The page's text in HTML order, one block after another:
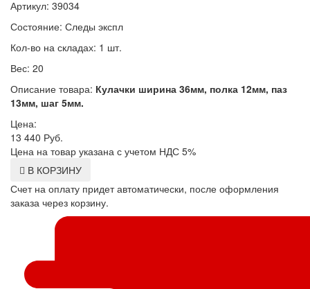
Артикул: 39034
Состояние: Следы экспл
Кол-во на складах: 1 шт.
Вес: 20
Описание товара: Кулачки ширина 36мм, полка 12мм, паз
13мм, шаг 5мм.
Цена:
13 440 Руб.
Цена на товар указана с учетом НДС 5%
В КОРЗИНУ
Счет на оплату придет автоматически, после оформления
заказа через корзину.